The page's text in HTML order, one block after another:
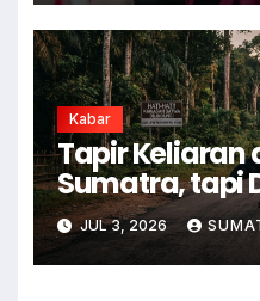
Kabar
Tapir Keliaran
Sumatra, tapi
Warga
JUL 3, 2026